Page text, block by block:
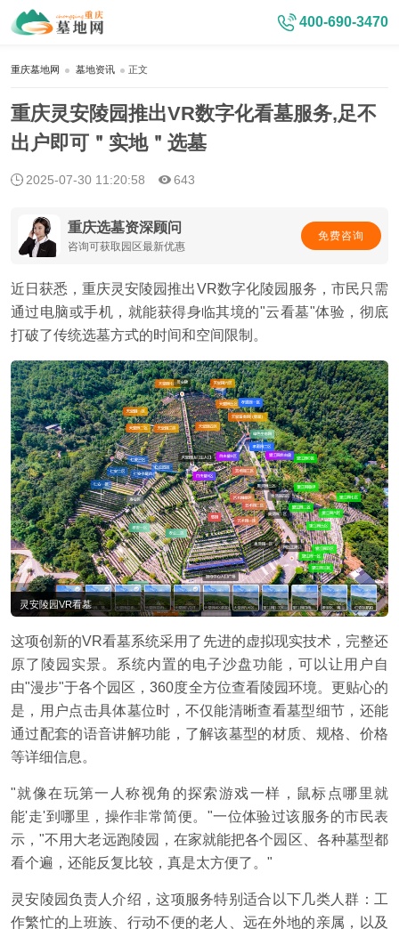
400-690-3470
重庆墓地网 墓地资讯 正文
重庆灵安陵园推出VR数字化看墓服务,足不
出户即可＂实地＂选墓
2025-07-30 11:20:58 643
重庆选墓资深顾问
咨询可获取园区最新优惠
免费咨询
近日获悉，重庆灵安陵园推出VR数字化陵园服务，市民只需
通过电脑或手机，就能获得身临其境的"云看墓"体验，彻底
打破了传统选墓方式的时间和空间限制。
灵安陵园VR看墓
这项创新的VR看墓系统采用了先进的虚拟现实技术，完整还
原了陵园实景。系统内置的电子沙盘功能，可以让用户自
由"漫步"于各个园区，360度全方位查看陵园环境。更贴心的
是，用户点击具体墓位时，不仅能清晰查看墓型细节，还能
通过配套的语音讲解功能，了解该墓型的材质、规格、价格
等详细信息。
"就像在玩第一人称视角的探索游戏一样，鼠标点哪里就
能'走'到哪里，操作非常简便。"一位体验过该服务的市民表
示，"不用大老远跑陵园，在家就能把各个园区、各种墓型都
看个遍，还能反复比较，真是太方便了。"
灵安陵园负责人介绍，这项服务特别适合以下几类人群：工
作繁忙的上班族、行动不便的老人、远在外地的亲属，以及